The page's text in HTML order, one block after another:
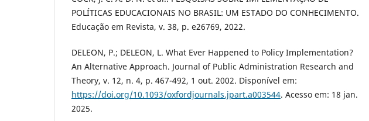
POLÍTICAS EDUCACIONAIS NO BRASIL: UM ESTADO DO CONHECIMENTO.
Educação em Revista, v. 38, p. e26769, 2022.
DELEON, P.; DELEON, L. What Ever Happened to Policy Implementation?
An Alternative Approach. Journal of Public Administration Research and
Theory, v. 12, n. 4, p. 467-492, 1 out. 2002. Disponível em:
https://doi.org/10.1093/oxfordjournals.jpart.a003544. Acesso em: 18 jan.
2025.